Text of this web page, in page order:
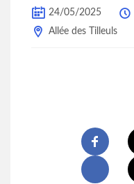
24/05/2025
Allée des Tilleuls